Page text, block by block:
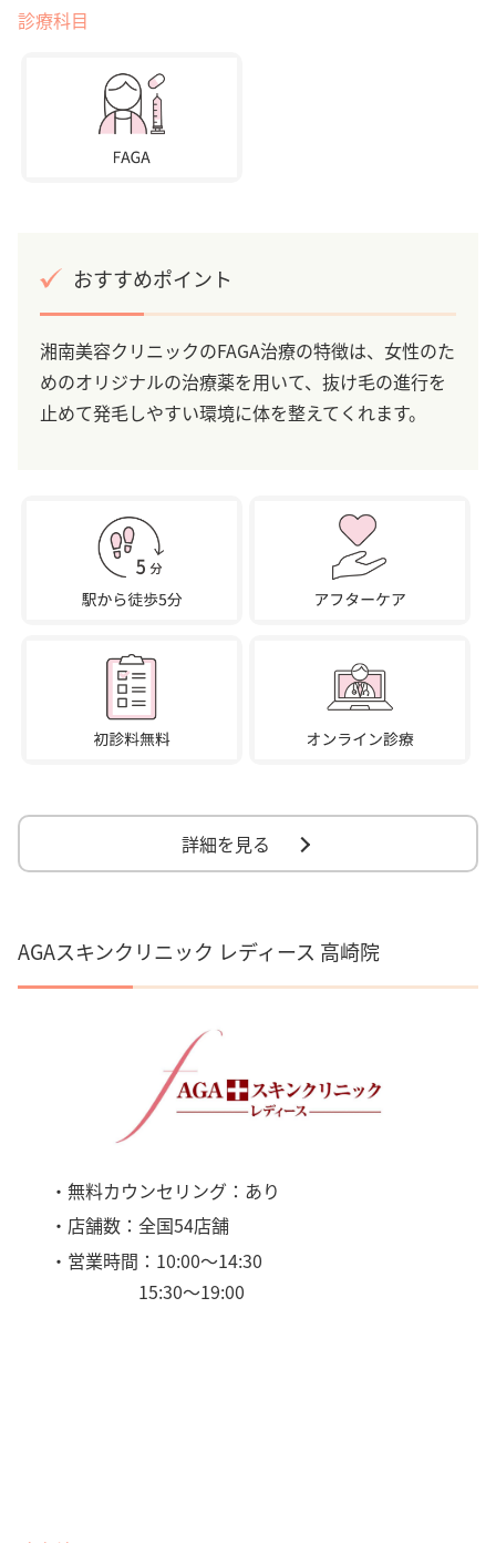
診療科目
おすすめポイント
湘南美容クリニックのFAGA治療の特徴は、女性のた
めのオリジナルの治療薬を用いて、抜け毛の進行を
止めて発毛しやすい環境に体を整えてくれます。
詳細を見る
AGAスキンクリニック レディース 高崎院
・無料カウンセリング：あり
・店舗数：全国54店舗
・営業時間：10:00〜14:30
15:30〜19:00